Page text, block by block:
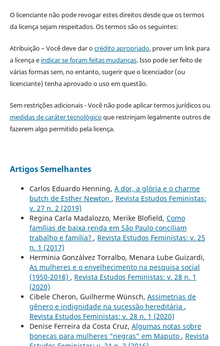
O licenciante não pode revogar estes direitos desde que os termos
da licença sejam respeitados. Os termos são os seguintes:
Atribuição – Você deve dar ocrédito apropriado, prover um link para
a licença e indicar se foram feitas mudanças. Isso pode ser feito de
várias formas sem, no entanto, sugerir que o licenciador (ou
licenciante) tenha aprovado o uso em questão.
Sem restrições adicionais - Você não pode aplicar termos jurídicos ou
medidas de caráter tecnológicoque restrinjam legalmente outros de
fazerem algo permitido pela licença.
Artigos Semelhantes
Carlos Eduardo Henning, A dor, a glória e o charme
butch de Esther Newton , Revista Estudos Feministas:
v. 27 n. 2 (2019)
Regina Carla Madalozzo, Merike Blofield, Como
famílias de baixa renda em São Paulo conciliam
trabalho e família? , Revista Estudos Feministas: v. 25
n. 1 (2017)
Herminia Gonzálvez Torralbo, Menara Lube Guizardi,
As mulheres e o envelhecimento na pesquisa social
(1950-2018) , Revista Estudos Feministas: v. 28 n. 1
(2020)
Cibele Cheron, Guilherme Wünsch, Assimetrias de
gênero e indignidade na sucessão hereditária ,
Revista Estudos Feministas: v. 28 n. 1 (2020)
Denise Ferreira da Costa Cruz, Algumas notas sobre
bonecas para mulheres “negras” em Maputo , Revista